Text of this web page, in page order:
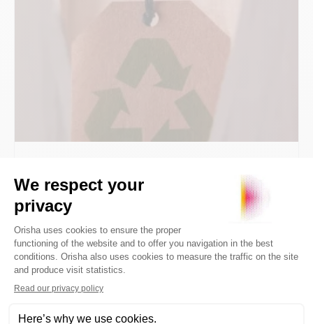
10 octubre 2019
Los minoristas promueven la
moda sostenible a través de la
ropa de segunda mano y los
alquileres
ByOrisha Commerce